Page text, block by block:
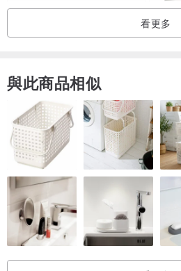
看更多
與此商品相似